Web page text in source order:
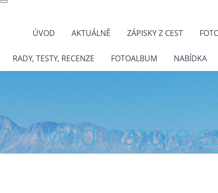
ÚVOD AKTUÁLNĚ ZÁPISKY Z CEST
RADY, TESTY, RECENZE FOTOALBUM NABÍDKA
wild-